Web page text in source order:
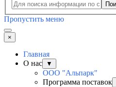
Пропустить меню
×
Главная
О нас
▼
ООО "Альпарк"
Программа поставок